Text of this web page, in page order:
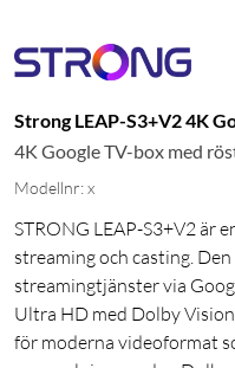
Strong LEAP-S3+V2 4K
4K Google TV-box med
Modellnr: x
STRONG LEAP-S3+V2 är
streaming och casting.
streamingtjänster via
Ultra HD med Dolby
för moderna videoformat